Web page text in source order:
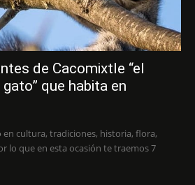
de Cacomixtle “el
que habita en
en cultura, tradiciones, historia, flora,
lo que en esta ocasión te traemos 7